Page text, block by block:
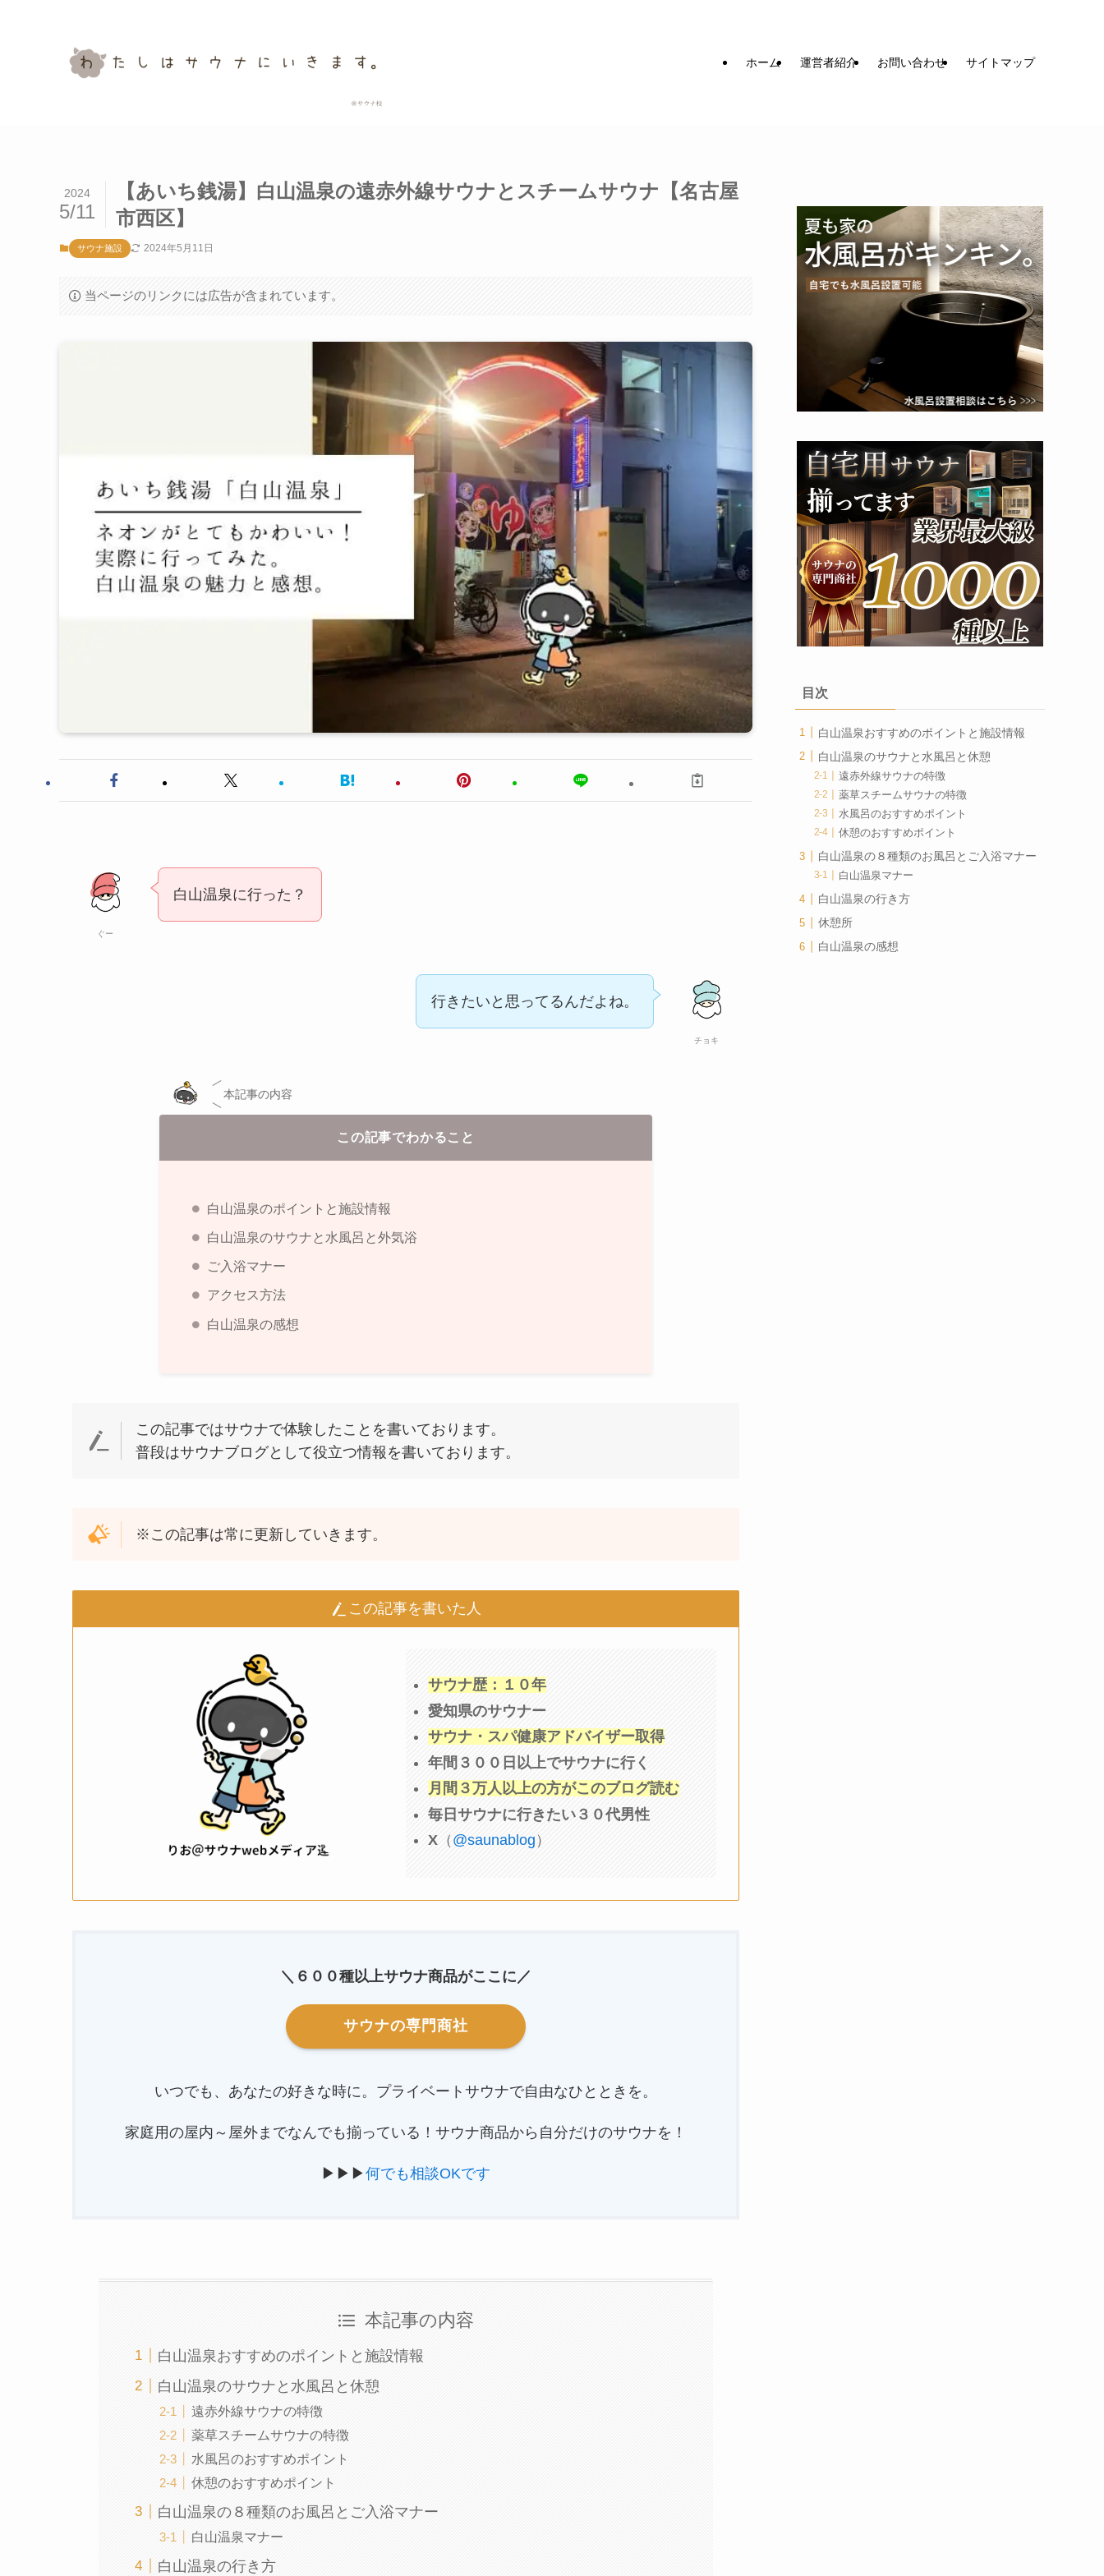
ホーム 運営者紹介 お問い合わせ サイトマップ
【あいち銭湯】白山温泉の遠赤外線サウナとスチームサウナ【名古屋
市西区】
2024
5/11
サウナ施設 2024年5月11日
当ページのリンクには広告が含まれています。
ぐー
白山温泉に行った？
チョキ
行きたいと思ってるんだよね。
本記事の内容
この記事でわかること
白山温泉のポイントと施設情報
白山温泉のサウナと水風呂と外気浴
ご入浴マナー
アクセス方法
白山温泉の感想
この記事ではサウナで体験したことを書いております。
普段はサウナブログとして役立つ情報を書いております。
※この記事は常に更新していきます。
この記事を書いた人
サウナ歴：１０年
愛知県のサウナー
サウナ・スパ健康アドバイザー取得
年間３００日以上でサウナに行く
月間３万人以上の方がこのブログ読む
毎日サウナに行きたい３０代男性
X （ @saunablog ）
＼６００種以上サウナ商品がここに／
サウナの専門商社
いつでも、あなたの好きな時に。プライベートサウナで自由なひとときを。
家庭用の屋内～屋外までなんでも揃っている！サウナ商品から自分だけのサウナを！
▶▶▶何でも相談OKです
本記事の内容
白山温泉おすすめのポイントと施設情報
白山温泉のサウナと水風呂と休憩
遠赤外線サウナの特徴
薬草スチームサウナの特徴
水風呂のおすすめポイント
休憩のおすすめポイント
白山温泉の８種類のお風呂とご入浴マナー
白山温泉マナー
白山温泉の行き方
目次
白山温泉おすすめのポイントと施設情報
白山温泉のサウナと水風呂と休憩
遠赤外線サウナの特徴
薬草スチームサウナの特徴
水風呂のおすすめポイント
休憩のおすすめポイント
白山温泉の８種類のお風呂とご入浴マナー
白山温泉マナー
白山温泉の行き方
休憩所
白山温泉の感想